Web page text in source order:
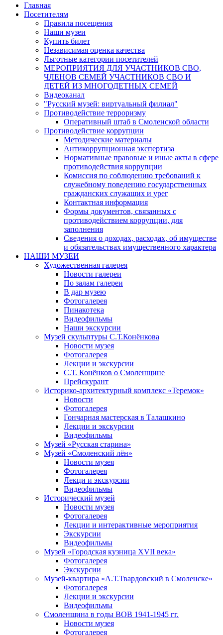
Главная
Посетителям
Правила посещения
Наши музеи
Купить билет
Независимая оценка качества
Льготные категории посетителей
МЕРОПРИЯТИЯ ДЛЯ УЧАСТНИКОВ СВО,
ЧЛЕНОВ СЕМЕЙ УЧАСТНИКОВ СВО И
ДЕТЕЙ ИЗ МНОГОДЕТНЫХ СЕМЕЙ
Видеоканал
"Русский музей: виртуальный филиал"
Противодействие терроризму
Оперативный штаб в Смоленской области
Противодействие коррупции
Методические материалы
Антикоррупционная экспертиза
Нормативные правовые и иные акты в сфере
противодействия коррупции
Комиссия по соблюдению требований к
служебному поведению государственных
гражданских служащих и урег
Контактная информация
Формы документов, связанных с
противодействием коррупции, для
заполнения
Сведения о доходах, расходах, об имуществе
и обязательствах имущественного характера
НАШИ МУЗЕИ
Художественная галерея
Новости галереи
По залам галереи
В дар музею
Фотогалерея
Пинакотека
Видеофильмы
Наши экскурсии
Музей скульптуры С.Т.Конёнкова
Новости музея
Фотогалерея
Лекции и экскурсии
С.Т. Конёнков о Смоленщине
Прейскурант
Историко-архитектурный комплекс «Теремок»
Новости
Фотогалерея
Гончарная мастерская в Талашкино
Лекции и экскурсии
Видеофильмы
Музей «Русская старина»
Музей «Смоленский лён»
Новости музея
Фотогалерея
Лекци и экскурсии
Видеофильмы
Исторический музей
Новости музея
Фотогалерея
Лекции и интерактивные мероприятия
Экскурсии
Видеофильмы
Музей «Городская кузница XVII века»
Фотогалерея
Экскурсии
Музей-квартира «А.Т.Твардовский в Смоленске»
Фотогалерея
Лекции и экскурсии
Видеофильмы
Смоленщина в годы ВОВ 1941-1945 гг.
Новости музея
Фотогалерея